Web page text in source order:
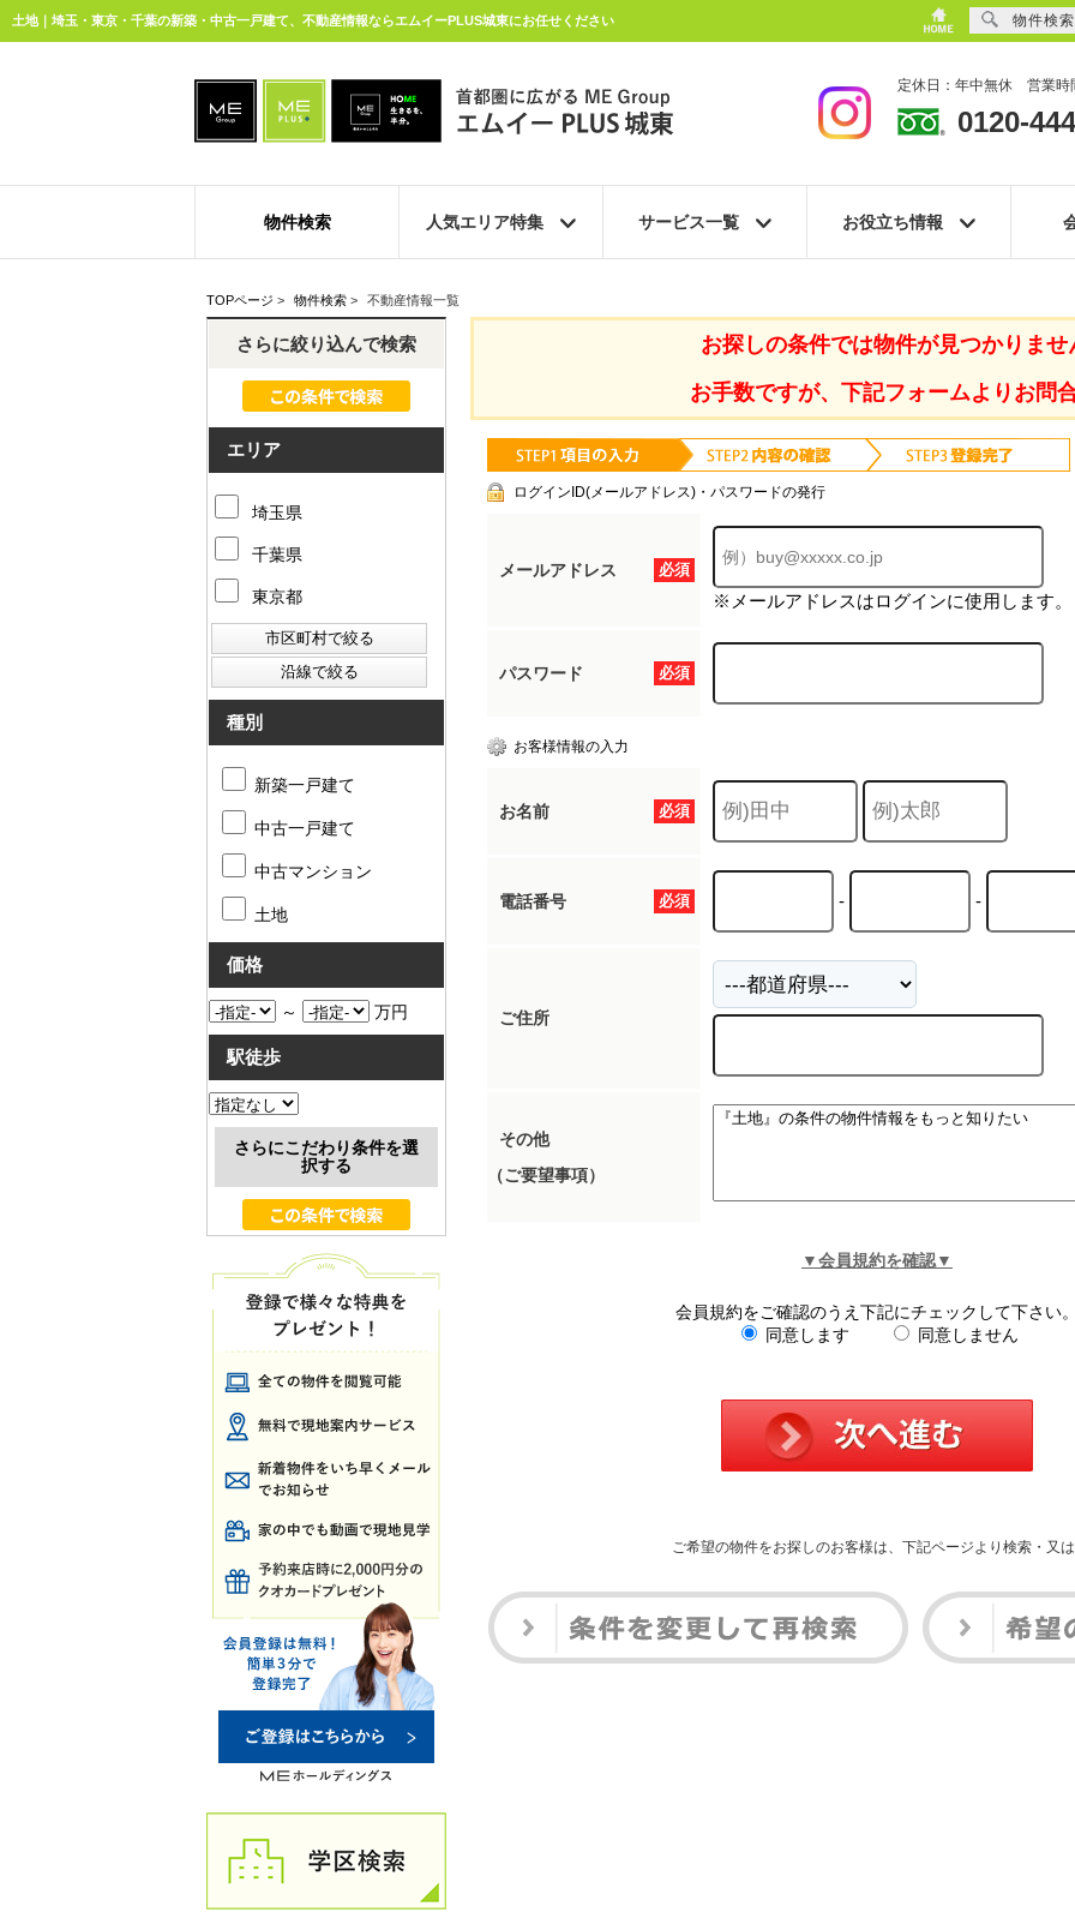
土地｜埼玉・東京・千葉の新築・中古一戸建て、不動産情報ならエムイーPLUS城東にお任せください
定休日：年中無休 営業時
0120-
物件検索 人気エリア特集 サービス一覧 お役立ち情報
TOPページ > 物件検索 > 不動産情報一覧
お探しの条件では物件が見つかりませ
お手数ですが、下記フォームよりお問
ログインID(メールアドレス)・パスワードの発行
必須
メールアドレス
※メールアドレスはログインに使用します。
必須
パスワード
お客様情報の入力
必須
お名前
必須
電話番号 - -
ご住所
その他
（ご要望事項）
▼会員規約を確認▼
会員規約をご確認のうえ下記にチェックして下さい。
同意します
同意しません
ご希望の物件をお探しのお客様は、下記ページより検索・又は
さらに絞り込んで検索
エリア
埼玉県
千葉県
東京都
種別
新築一戸建て
中古一戸建て
中古マンション
土地
価格
～ 万円
駅徒歩
さらにこだわり条件を選
択する
物件検索